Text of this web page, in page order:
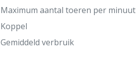
Maximum aantal toeren per minuut
Koppel
Gemiddeld verbruik